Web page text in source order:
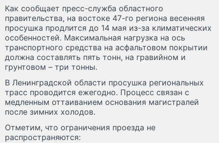
Как сообщает пресс-служба областного
правительства, на востоке 47-го региона весенняя
просушка продлится до 14 мая из-за климатических
особенностей. Максимальная нагрузка на ось
транспортного средства на асфальтовом покрытии
должна составлять пять тонн, на гравийном и
грунтовом – три тонны.
В Ленинградской области просушка региональных
трасс проводится ежегодно. Процесс связан с
медленным оттаиванием основания магистралей
после зимних холодов.
Отметим, что ограничения проезда не
распространяются: